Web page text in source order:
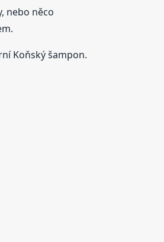
nebo něco
Koňský šampon.